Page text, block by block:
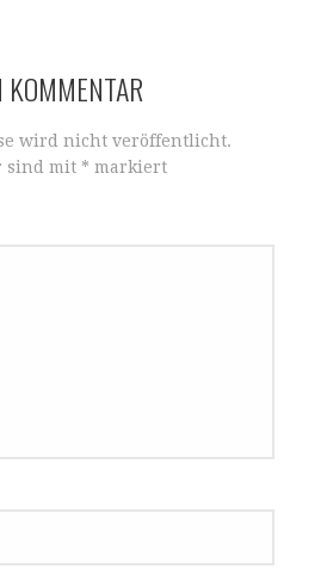
wird nicht veröffentlicht.
sind mit * markiert